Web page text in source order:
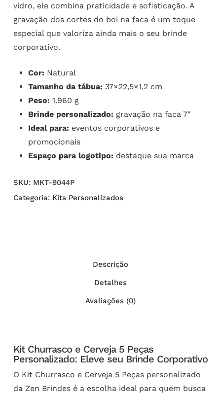
vidro, ele combina praticidade e sofisticação. A
gravação dos cortes do boi na faca é um toque
especial que valoriza ainda mais o seu brinde
corporativo.
Cor: Natural
Tamanho da tábua: 37×22,5×1,2 cm
Peso: 1.960 g
Brinde personalizado: gravação na faca 7″
Ideal para: eventos corporativos e
promocionais
Espaço para logotipo: destaque sua marca
SKU: MKT-9044P
Categoria: Kits Personalizados
Descrição
Detalhes
Avaliações (0)
Kit Churrasco e Cerveja 5 Peças
Personalizado: Eleve seu Brinde Corporativo
O Kit Churrasco e Cerveja 5 Peças personalizado
da Zen Brindes é a escolha ideal para quem busca